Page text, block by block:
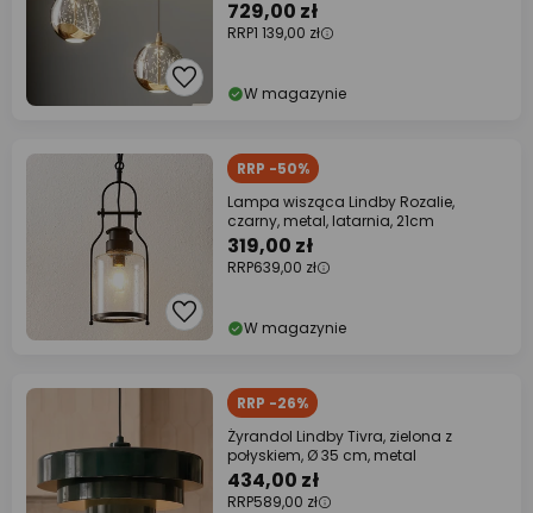
729,00 zł
RRP1 139,00 zł
W magazynie
RRP -50%
Lampa wisząca Lindby Rozalie,
czarny, metal, latarnia, 21cm
319,00 zł
RRP639,00 zł
W magazynie
RRP -26%
Żyrandol Lindby Tivra, zielona z
połyskiem, Ø 35 cm, metal
434,00 zł
RRP589,00 zł